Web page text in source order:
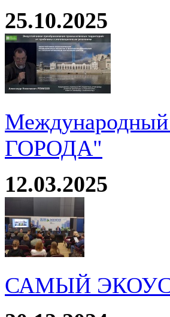
25.10.2025
ГОРОДА"
12.03.2025
САМЫЙ